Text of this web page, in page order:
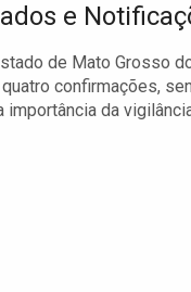
e
de Mato Grosso
confirmações,
importância da